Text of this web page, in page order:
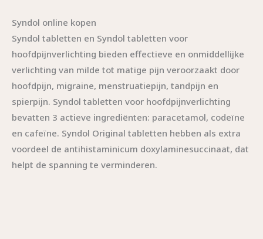
Syndol online kopen
Syndol tabletten en Syndol tabletten voor
hoofdpijnverlichting bieden effectieve en onmiddellijke
verlichting van milde tot matige pijn veroorzaakt door
hoofdpijn, migraine, menstruatiepijn, tandpijn en
spierpijn. Syndol tabletten voor hoofdpijnverlichting
bevatten 3 actieve ingrediënten: paracetamol, codeïne
en cafeïne. Syndol Original tabletten hebben als extra
voordeel de antihistaminicum doxylaminesuccinaat, dat
helpt de spanning te verminderen.